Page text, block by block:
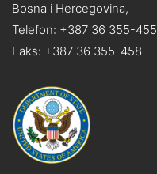
Bosna i Hercegovina,
Telefon: +387 36 355-455
Faks: +387 36 355-458